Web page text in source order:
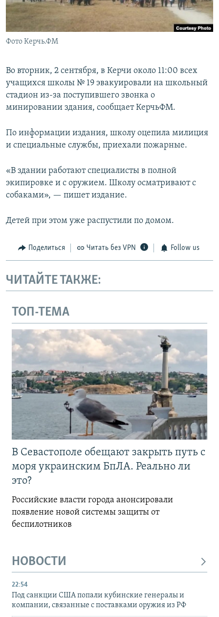
ПОБЕДИТЕЛЕЙ НЕ СУДЯТ?
КРЫМ.НЕПОКОРЕННЫЙ
ELIFBE
ПРИСОЕДИНЯЙТЕСЬ!
Все сайты RFE/RL
Фото Керчь.ФМ
Во вторник, 2 сентября, в Керчи около 11:00 всех
учащихся школы № 19 эвакуировали на школьный
стадион из-за поступившего звонка о
минировании здания, сообщает КерчьФМ.
По информации издания, школу оцепила милиция
и специальные службы, приехали пожарные.
«В здании работают специалисты в полной
экипировке и с оружием. Школу осматривают с
собаками», — пишет издание.
Детей при этом уже распустили по домом.
Поделиться Читать без VPN Follow us
ЧИТАЙТЕ ТАКЖЕ:
ТОП-ТЕМА
В Севастополе обещают закрыть путь с
моря украинским БпЛА. Реально ли
это?
Российские власти города анонсировали
появление новой системы защиты от
беспилотников
НОВОСТИ
22:54
Под санкции США попали кубинские генералы и
компании, связанные с поставками оружия из РФ